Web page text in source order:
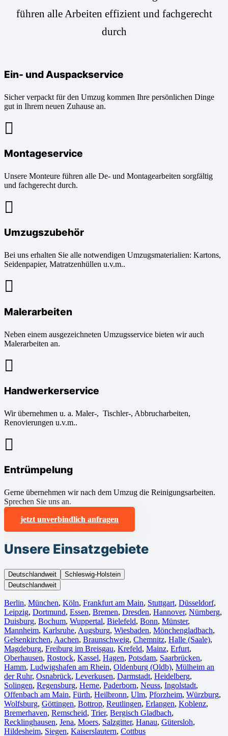
führen alle Arbeiten effizient und fachgerecht
durch
Ein- und Auspackservice
Sicher verpackt für den Umzug kommen Ihre persönlichen Dinge
gut in Ihrem neuen Zuhause an.
Montageservice
Unsere Monteure führen alle De- und Montagearbeiten sorgfältig
und fachgerecht durch.
Umzugszubehör
Bei uns erhalten Sie alle notwendigen Umzugsmaterialien: Kartons,
Seidenpapier, Matratzenhüllen u.v.m..
Malerarbeiten
Neben einem ausgezeichneten Umzugsservice bieten wir auch
Malerarbeiten an.
Handwerkerservice
Wir übernehmen u. a. Maler-, Tischler-, Abbrucharbeiten,
Renovierungen u.v.m..
Entrümpelung
Gerne übernehmen wir nach dem Umzug die Reinigungsarbeiten.
Sprechen Sie uns an.
jetzt unverbindlich anfragen
Unsere Einsatzgebiete
Deutschlandweit
Schleswig-Holstein
Deutschlandweit
Berlin⁠, München, Köln⁠, Frankfurt am Main, Stuttgart, Düsseldorf,
Leipzig, Dortmund, Essen, Bremen, Dresden, Hannover, Nürnberg,
Duisburg⁠, Bochum, Wuppertal⁠, Bielefeld⁠, Bonn⁠, Münster⁠,
Mannheim, Karlsruhe, Augsburg, Wiesbaden⁠, Mönchengladbach⁠,
Gelsenkirchen⁠, Aachen⁠, Braunschweig, Chemnitz⁠, Halle (Saale)⁠,
Magdeburg, Freiburg im Breisgau⁠, Krefeld⁠, Mainz⁠, Erfurt,
Oberhausen⁠, Rostock⁠, Kassel⁠, Hagen, Potsdam, Saarbrücken⁠,
Hamm, Ludwigshafen am Rhein⁠, Oldenburg (Oldb), Mülheim an
der Ruhr, Osnabrück⁠, Leverkusen, Darmstadt⁠, Heidelberg,
Solingen, Regensburg, Herne⁠, Paderborn, Neuss, Ingolstadt,
Offenbach am Main, Fürth⁠, Heilbronn, Ulm⁠, Pforzheim, Würzburg,
Wolfsburg⁠, Göttingen, Bottrop, Reutlingen, Erlangen⁠, Koblenz,
Bremerhaven⁠, Remscheid, Trier⁠, Bergisch Gladbach,
Recklinghausen, Jena⁠, Moers⁠, Salzgitter⁠, Hanau, Gütersloh,
Hildesheim⁠, Siegen⁠, Kaiserslautern⁠, Cottbus⁠